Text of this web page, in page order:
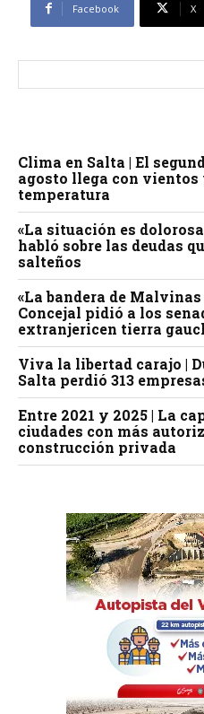
Facebook X
Clima en Salta | El
agosto llega con vientos
temperatura
«La situación es
habló sobre las deudas
salteños
«La bandera de
Concejal pidió a los
extranjericen tierra
Viva la libertad carajo |
Salta perdió 313
Entre 2021 y 2025 | La
ciudades con más
construcción privada